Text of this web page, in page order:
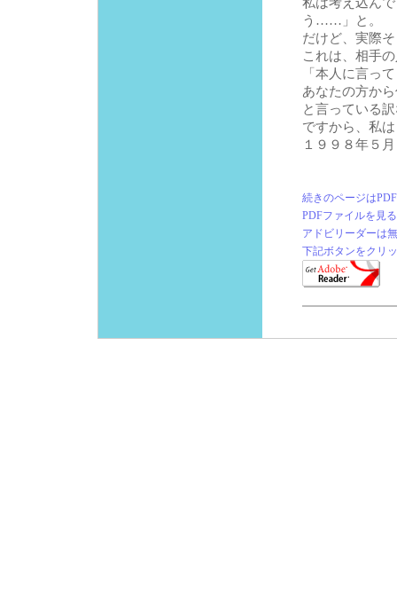
私は考え込ん
う……」と。
だけど、実際
これは、相手
「本人に言っ
あなたの方か
と言っている
ですから、私
１９９８年５月
続きのページは
PDFファイルを見
アドビリーダーは
下記ボタンをクリ